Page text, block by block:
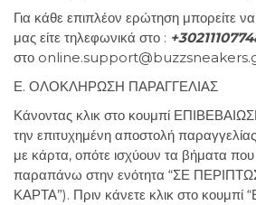
Για κάθε επιπλέον ερώτηση μπορείτε
μας είτε τηλεφωνικά στο :
στο
Ε. ΟΛΟΚΛΗΡΩΣΗ ΠΑΡΑΓΓΕΛΙΑΣ
Κάνοντας κλικ στο κουμπί
την επιτυχημένη αποστολή
με κάρτα, οπότε ισχύουν τα βήματα
παραπάνω στην ενότητα “ΣΕ
ΚΑΡΤΑ”). Πριν κάνετε κλικ στο κουμπί